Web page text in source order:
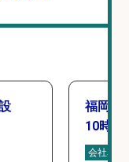
福岡「
10時間
会社名